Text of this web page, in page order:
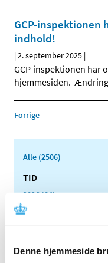
Denne hjemmeside
GCP-inspektionen
indhold!
|2. september 2025 |
GCP-inspektionen har
hjemmesiden.
Forrige
Alle (2506)
TID
2026 (84)
2025 (158)
december (10)
oktober (18)